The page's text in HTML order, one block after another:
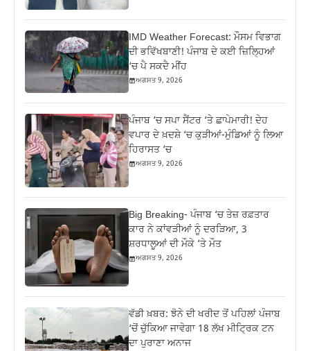
IMD Weather Forecast: ਮੌਸਮ ਵਿਭਾਗ
ਦੀ ਭਵਿੱਖਬਾਣੀ! ਪੰਜਾਬ ਦੇ ਕਈ ਜ਼ਿਲ੍ਹਿਆਂ
‘ਚ ਪੈ ਸਕਦੈ ਮੀਂਹ
ਅਗਸਤ 9, 2026
ਪੰਜਾਬ ‘ਚ ਸਪਾ ਸੈਂਟਰ ‘ਤੇ ਛਾਪੇਮਾਰੀ! ਦੇਹ
ਵਪਾਰ ਦੇ ਖ਼ਦਸ਼ੇ ‘ਚ ਕੁੜੀਆਂ-ਮੁੰਡਿਆਂ ਨੂੰ ਲਿਆ
ਹਿਰਾਸਤ ‘ਚ
ਅਗਸਤ 9, 2026
Big Breaking- ਪੰਜਾਬ ‘ਚ ਤੇਜ਼ ਰਫ਼ਤਾਰ
ਕਾਰ ਨੇ ਕਾਂਵੜੀਆਂ ਨੂੰ ਦਰੜਿਆ, 3
ਸ਼ਰਧਾਲੂਆਂ ਦੀ ਮੌਕੇ ‘ਤੇ ਮੌਤ
ਅਗਸਤ 9, 2026
ਵੱਡੀ ਖ਼ਬਰ: ਝੋਨੇ ਦੀ ਖਰੀਦ ਤੋਂ ਪਹਿਲਾਂ ਪੰਜਾਬ
‘ਚੋਂ ਚੁੱਕਿਆ ਜਾਵੇਗਾ 18 ਲੱਖ ਮੀਟ੍ਰਿਕ ਟਨ
ਦਾ ਪੁਰਾਣਾ ਅਨਾਜ